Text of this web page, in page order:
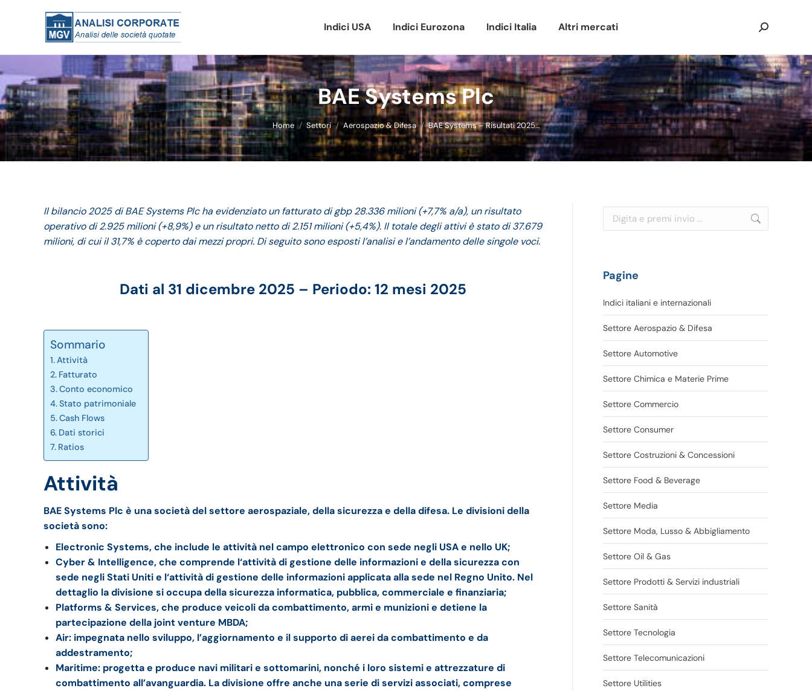
Indici USA Indici Eurozona Indici Italia Altri mercati Cerca:
BAE Systems Plc
Tu sei qui:
Home Settori Aerospazio & Difesa BAE Systems – Risultati 2025…
Il bilancio 2025 di BAE Systems Plc ha evidenziato un fatturato di gbp 28.336 milioni (+7,7% a/a), un risultato
operativo di 2.925 milioni (+8,9%) e un risultato netto di 2.151 milioni (+5,4%). Il totale degli attivi è stato di 37.679
milioni, di cui il 31,7% è coperto dai mezzi propri. Di seguito sono esposti l’analisi e l’andamento delle singole voci.
Dati al 31 dicembre 2025 – Periodo: 12 mesi 2025
Sommario
Attività
Fatturato
Conto economico
Stato patrimoniale
Cash Flows
Dati storici
Ratios
Attività
BAE Systems Plc è una società del settore aerospaziale, della sicurezza e della difesa. Le divisioni della
società sono:
Electronic Systems, che include le attività nel campo elettronico con sede negli USA e nello UK;
Cyber & Intelligence, che comprende l‘attività di gestione delle informazioni e della sicurezza con
sede negli Stati Uniti e l‘attività di gestione delle informazioni applicata alla sede nel Regno Unito. Nel
dettaglio la divisione si occupa della sicurezza informatica, pubblica, commerciale e finanziaria;
Platforms & Services, che produce veicoli da combattimento, armi e munizioni e detiene la
partecipazione della joint venture MBDA;
Air: impegnata nello sviluppo, l’aggiornamento e il supporto di aerei da combattimento e da
addestramento;
Maritime: progetta e produce navi militari e sottomarini, nonché i loro sistemi e attrezzature di
combattimento all’avanguardia. La divisione offre anche una serie di servizi associati, comprese
Cerca:
Pagine
Indici italiani e internazionali
Settore Aerospazio & Difesa
Settore Automotive
Settore Chimica e Materie Prime
Settore Commercio
Settore Consumer
Settore Costruzioni & Concessioni
Settore Food & Beverage
Settore Media
Settore Moda, Lusso & Abbigliamento
Settore Oil & Gas
Settore Prodotti & Servizi industriali
Settore Sanità
Settore Tecnologia
Settore Telecomunicazioni
Settore Utilities